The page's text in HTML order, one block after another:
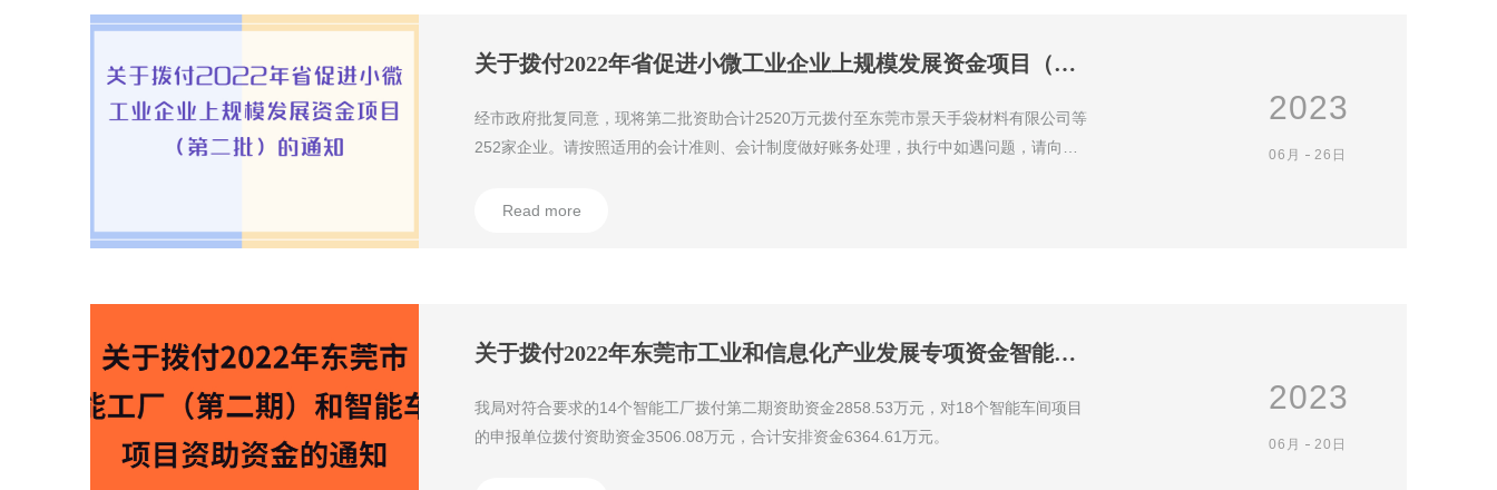
关于拨付2022年省促进小微工业企业上规模发展资金项目（第二批）的通知
经市政府批复同意，现将第二批资助合计2520万元拨付至东莞市景天手袋材料有限公司等
252家企业。请按照适用的会计准则、会计制度做好账务处理，执行中如遇问题，请向市
Read more
2023
06月 26日
关于拨付2022年东莞市工业和信息化产业发展专项资金智能工厂（第二期）和智能车间项目资助资金的通知
我局对符合要求的14个智能工厂拨付第二期资助资金2858.53万元，对18个智能车间项目
的申报单位拨付资助资金3506.08万元，合计安排资金6364.61万元。
2023
06月 20日